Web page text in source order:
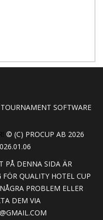
TOURNAMENT SOFTWARE
© (C) PROCUP AB 2026
PÅ DENNA SIDA ÄR
FÖR QUALITY HOTEL CUP
PROBLEM ELLER
DEM VIA